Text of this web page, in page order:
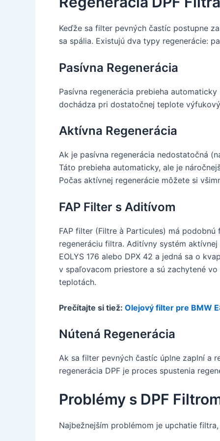
Keďže sa filter pevných častíc postupne
sa spália. Existujú dva typy regenerácie:
Pasívna Regenerácia
Pasívna regenerácia prebieha
dochádza pri dostatočnej teplote
Aktívna Regenerácia
Ak je pasívna regenerácia nedostatočná
Táto prebieha automaticky, ale je
Počas aktívnej regenerácie môžete si
FAP Filter s Aditívom
FAP filter (Filtre à Particules) má
regeneráciu filtra. Aditívny systém
EOLYS 176 alebo DPX 42 a jedná sa o
v spaľovacom priestore a sú zachytené
teplotách.
Prečítajte si tiež: Olejový filter pre BMW
Nútená Regenerácia
Ak sa filter pevných častíc úplne zaplní a
regenerácia DPF je proces spustenia
Problémy s DPF
Najbežnejším problémom je upchatie